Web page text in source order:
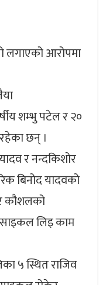
लगाएको आरोपमा
शम्भु पटेल र २०
छन् ।
र नन्दकिशोर
बिनोद यादवको
कौशलको
लिइ काम
५ स्थित राजिव